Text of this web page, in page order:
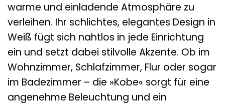
warme und einladende Atmosphäre zu
verleihen. Ihr schlichtes, elegantes Design in
Weiß fügt sich nahtlos in jede Einrichtung
ein und setzt dabei stilvolle Akzente. Ob im
Wohnzimmer, Schlafzimmer, Flur oder sogar
im Badezimmer – die »Kobe« sorgt für eine
angenehme Beleuchtung und ein